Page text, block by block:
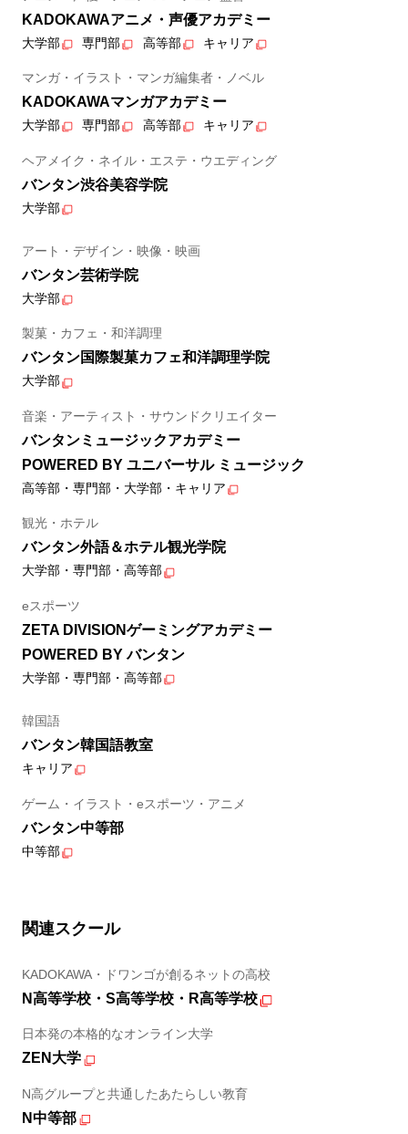
KADOKAWAアニメ・声優アカデミー
大学部 専門部 高等部 キャリア
マンガ・イラスト・マンガ編集者・ノベル
KADOKAWAマンガアカデミー
大学部 専門部 高等部 キャリア
ヘアメイク・ネイル・エステ・ウエディング
バンタン渋谷美容学院
大学部
アート・デザイン・映像・映画
バンタン芸術学院
大学部
製菓・カフェ・和洋調理
バンタン国際製菓カフェ和洋調理学院
大学部
音楽・アーティスト・サウンドクリエイター
バンタンミュージックアカデミー
POWERED BY ユニバーサル ミュージック
高等部・専門部・大学部・キャリア
観光・ホテル
バンタン外語＆ホテル観光学院
大学部・専門部・高等部
eスポーツ
ZETA DIVISIONゲーミングアカデミー
POWERED BY バンタン
大学部・専門部・高等部
韓国語
バンタン韓国語教室
キャリア
ゲーム・イラスト・eスポーツ・アニメ
バンタン中等部
中等部
関連スクール
KADOKAWA・ドワンゴが創るネットの高校
N高等学校・S高等学校・R高等学校
日本発の本格的なオンライン大学
ZEN大学
N高グループと共通したあたらしい教育
N中等部